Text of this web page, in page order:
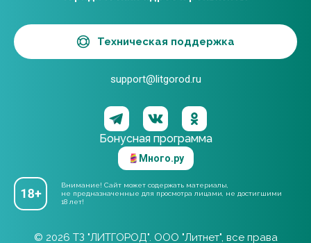
Бонусная программа
Много.ру
Внимание! Сайт может содержать материалы,
не предназначенные для просмотра лицами, не достигшими
18 лет!
Техническая поддержка
support@litgorod.ru
© 2026 ТЗ "ЛИТГОРОД". ООО "Литнет", все права